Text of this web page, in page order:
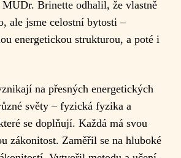
Brinette odhalil, že vlastně
ale jsme celostní bytosti –
energetickou strukturou, a poté i
na přesných energetických
světy – fyzická fyzika a
se doplňují. Každá má svou
zákonitost. Zaměřil se na hluboké